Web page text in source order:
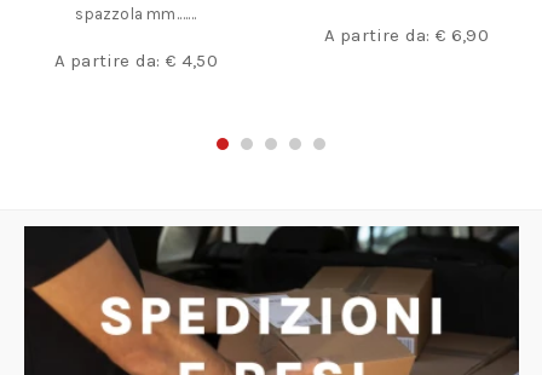
spazzola mm.……
A partire da: € 4,50
A partire da: € 6,90